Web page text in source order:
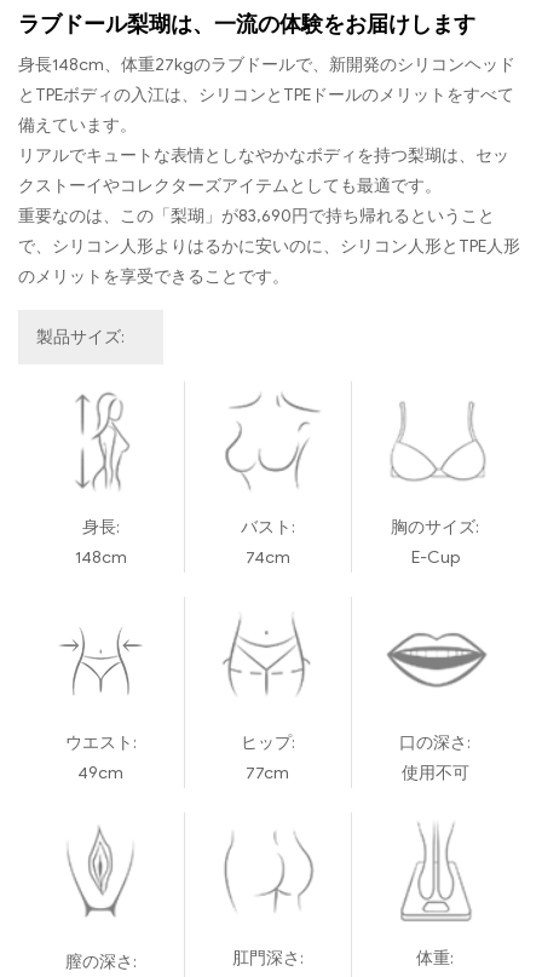
ラブドール梨瑚は、一流の体験をお届けします
身長148cm、体重27kgのラブドールで、新開発のシリコンヘッド
とTPEボディの入江は、シリコンとTPEドールのメリットをすべて
備えています。
リアルでキュートな表情としなやかなボディを持つ梨瑚は、セッ
クストーイやコレクターズアイテムとしても最適です。
重要なのは、この「梨瑚」が83,690円で持ち帰れるということ
で、シリコン人形よりはるかに安いのに、シリコン人形とTPE人形
のメリットを享受できることです。
製品サイズ:
身長:
148cm
バスト:
74cm
胸のサイズ:
E-Cup
ウエスト:
49cm
ヒップ:
77cm
口の深さ:
使用不可
膣の深さ:
肛門深さ:
体重: